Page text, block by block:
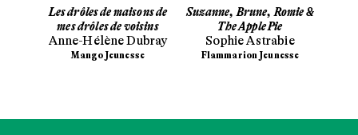
Les drôles de maisons de
mes drôles de voisins
Anne-Hélène Dubray
Mango Jeunesse
Suzanne, Brune, Romie &
The Apple Pie
Sophie Astrabie
Flammarion Jeunesse